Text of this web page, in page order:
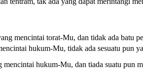
mencintai torat-Mu, dan tidak ada batu
hukum-Mu, tidak ada sesuatu pun
mencintai hukum-Mu, dan tiada suatu pun